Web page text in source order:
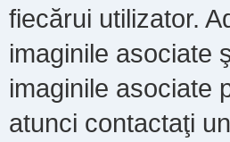
fiecărui utilizator.
imaginile asociate
imaginile asociate
atunci contactaţi